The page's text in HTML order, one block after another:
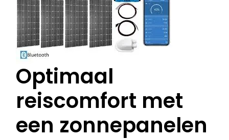
Optimaal
reiscomfort met
een zonnepanelen